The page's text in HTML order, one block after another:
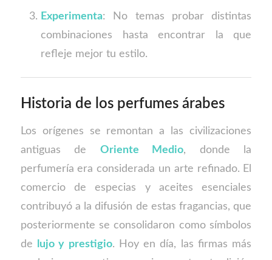
Experimenta: No temas probar distintas
combinaciones hasta encontrar la que
refleje mejor tu estilo.
Historia de los perfumes árabes
Los orígenes se remontan a las civilizaciones
antiguas de Oriente Medio, donde la
perfumería era considerada un arte refinado. El
comercio de especias y aceites esenciales
contribuyó a la difusión de estas fragancias, que
posteriormente se consolidaron como símbolos
de
lujo y prestigio. Hoy en día, las firmas más